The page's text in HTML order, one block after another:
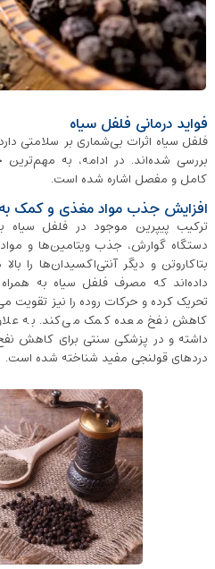
فواید درمانی فلفل سیاه
فلفل سیاه اثرات بی‌شماری بر سلامتی
بررسی شده‌اند. در ادامه، به
کامل و مفصل اشاره شده است.
افزایش جذب مواد مغذی و کمک
ترکیب پیپرین موجود در فلفل
بتاکاروتن و دیگر آنتی‌اکسیدان‌ها را
داده‌اند که مصرف فلفل سیاه به
تحریک کرده و حرکات روده را نیز تقویت
کاهش نفخ معده کمک می‌کند. به
داشته و در پزشکی سنتی برای کاهش
دردهای قولنجی مفید شناخته شده است.